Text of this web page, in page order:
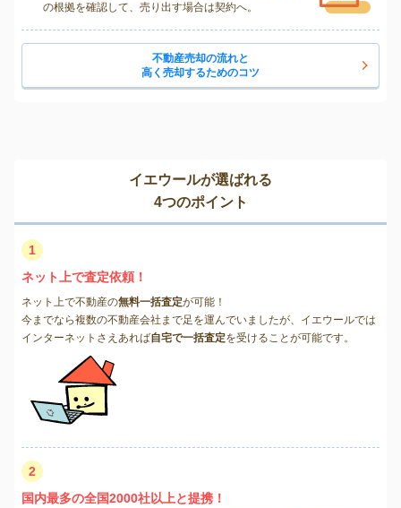
の根拠を確認して、売り出す場合は契約へ。
不動産売却の流れと
高く売却するためのコツ
イエウールが選ばれる
4つのポイント
1
ネット上で査定依頼！
ネット上で不動産の無料一括査定が可能！
今までなら複数の不動産会社まで足を運んでいましたが、イエウールでは
インターネットさえあれば自宅で一括査定を受けることが可能です。
2
国内最多の全国2000社以上と提携！